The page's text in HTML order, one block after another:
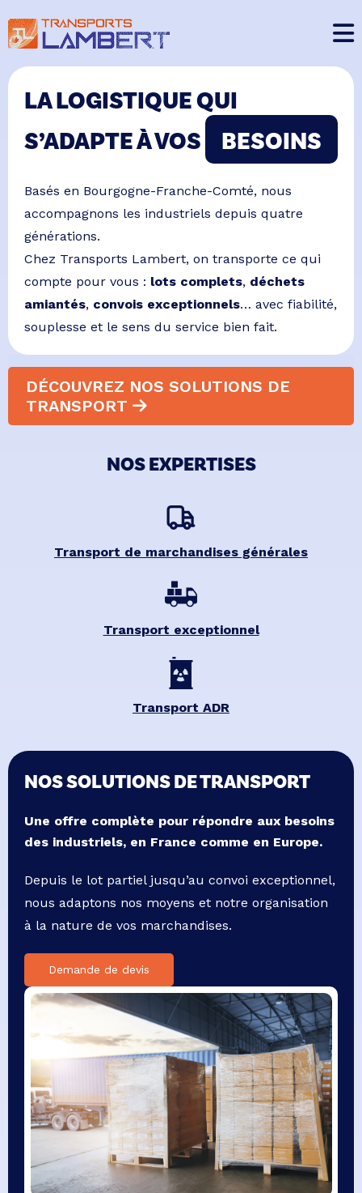
LA LOGISTIQUE QUI
S’ADAPTE À VOS
BESOINS
Basés en Bourgogne-Franche-Comté, nous
accompagnons les industriels depuis quatre
générations.
Chez Transports Lambert, on transporte ce qui
compte pour vous : lots complets, déchets
amiantés, convois exceptionnels… avec fiabilité,
souplesse et le sens du service bien fait.
DÉCOUVREZ NOS SOLUTIONS DE
TRANSPORT
NOS EXPERTISES
Transport de marchandises générales
Transport exceptionnel
Transport ADR
NOS SOLUTIONS DE TRANSPORT
Une offre complète pour répondre aux besoins
des industriels, en France comme en Europe.
Depuis le lot partiel jusqu’au convoi exceptionnel,
nous adaptons nos moyens et notre organisation
à la nature de vos marchandises.
Demande de devis